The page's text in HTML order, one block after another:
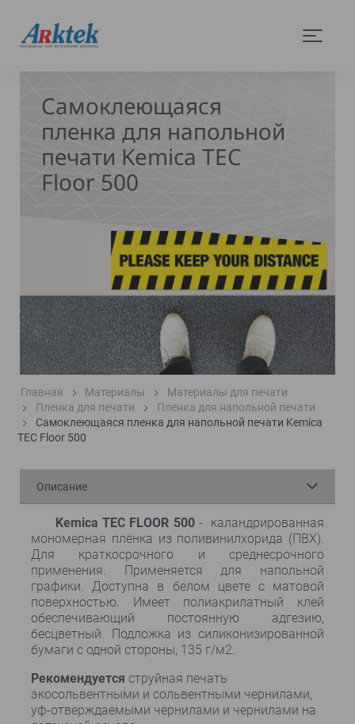
На
главную
Меню
Самоклеющаяся
пленка для напольной
печати Kemica TEC
Floor 500
Главная Материалы
Материалы для печати
Пленка для печати
Пленка для напольной печати
Самоклеющаяся пленка для напольной печати Kemica
TEC Floor 500
Описание
Kemica TEC FLOOR 500- каландрированная
мономерная плёнка из поливинилхорида (ПВХ).
Для краткосрочного и среднесрочного
применения. Применяется для напольной
графики. Доступна в белом цвете с матовой
поверхностью. Имеет полиакрилатный клей
обеспечивающий постоянную адгезию,
бесцветный. Подложка из силиконизированной
бумаги с одной стороны, 135 г/м2.
Рекомендуется струйная печать
экосольвентными и сольвентными чернилами,
уф-отверждаемыми чернилами и чернилами на